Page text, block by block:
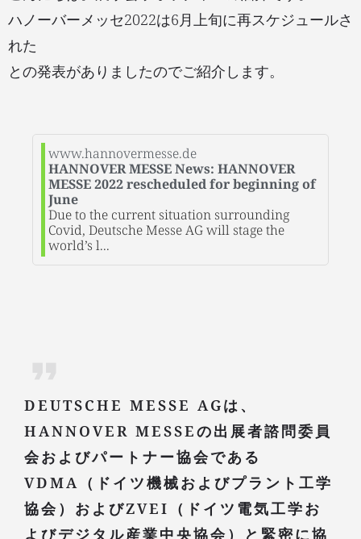
ハノーバーメッセ2022は6月上旬に再スケジュールさ
れた
との発表がありましたのでご紹介します。
www.hannovermesse.de
HANNOVER MESSE News: HANNOVER
MESSE 2022 rescheduled for beginning of
June
Due to the current situation surrounding
Covid, Deutsche Messe AG will stage the
world’s l...
DEUTSCHE MESSE AGは、
HANNOVER MESSEの出展者諮問委員
会およびパートナー協会である
VDMA（ドイツ機械およびプラント工学
協会）およびZVEI（ドイツ電気工学お
よびデジタル産業中央協会）と緊密に協